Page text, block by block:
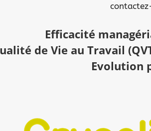
Efficacité
de Vie au Travail
Evolution